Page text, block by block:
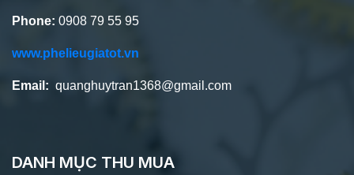
Phone: 0908 79 55 95
www.phelieugiatot.vn
Email: quanghuytran1368@gmail.com
DANH MỤC THU MUA